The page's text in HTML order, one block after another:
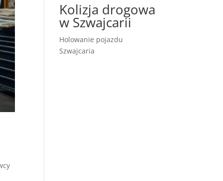
Kolizja drogowa
w Szwajcarii
Holowanie pojazdu
Szwajcaria